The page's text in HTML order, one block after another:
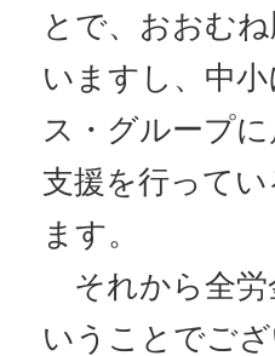
とで、おおむ
いますし、中
ス・グループ
支援を行って
ます。
それから全労
いうことでご